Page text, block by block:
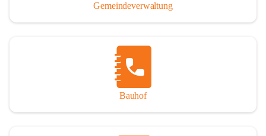
Gemeindeverwaltung
Bauhof